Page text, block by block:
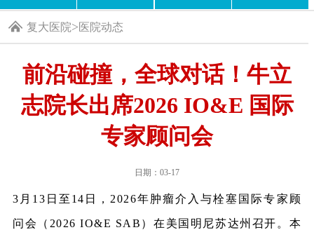
复大医院>医院动态
前沿碰撞，全球对话！牛立
志院长出席2026 IO&E 国际
专家顾问会
日期：03-17
3月13日至14日，2026年肿瘤介入与栓塞 国际专家顾
问会（2026IO&E SAB ）在美国明尼苏达州召开。本